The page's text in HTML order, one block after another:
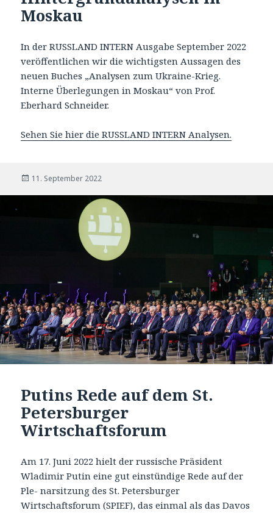
Moskau
In der RUSSLAND INTERN Ausgabe September 2022
veröffentlichen wir die wichtigsten Aussagen des
neuen Buches „Analysen zum Ukraine-Krieg.
Interne Überlegungen in Moskau“ von Prof.
Eberhard Schneider.
Sehen Sie hier die RUSSLAND INTERN Analysen.
Veröffentlicht
11. September 2022
Putins Rede auf dem St.
Petersburger
Wirtschaftsforum
Am 17. Juni 2022 hielt der russische Präsident
Wladimir Putin eine gut einstündige Rede auf der
Ple- narsitzung des St. Petersburger
Wirtschaftsforum (SPIEF), das einmal als das Davos